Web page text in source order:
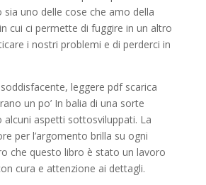
sia uno delle cose che amo della
cui ci permette di fuggire in un altro
i nostri problemi e di perderci in
leggere pdf scarica
un po’ In balia di una sorte
alcuni aspetti sottosviluppati. La
per l’argomento brilla su ogni
che questo libro è stato un lavoro
cura e attenzione ai dettagli.